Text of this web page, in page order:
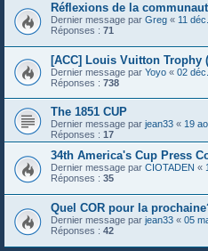
Réflexions de la
Dernier message par Greg « 11
Réponses : 71
[ACC] Louis Vuitton Trophy
Dernier message par Yoyo « 02
Réponses : 738
The 1851 CUP
Dernier message par jean33 « 19
Réponses : 17
34th America's Cup Press
Dernier message par CIOTADEN «
Réponses : 35
Quel COR pour la
Dernier message par jean33 « 05
Réponses : 42